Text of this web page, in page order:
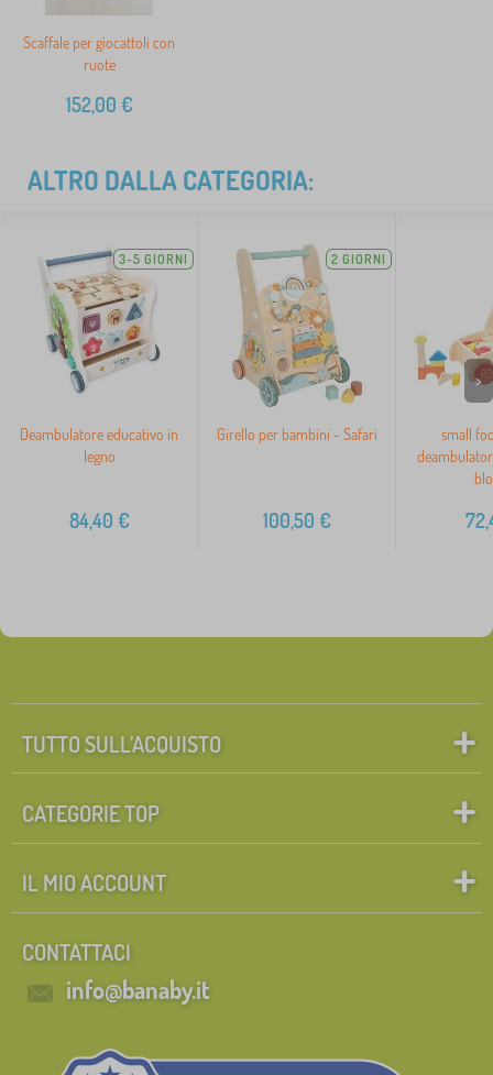
Scaffale per giocattoli con
ruote
152,00 €
ALTRO DALLA CATEGORIA:
3-5 GIORNI
Deambulatore educativo in
legno
84,40 €
2 GIORNI
Girello per bambini - Safari
100,50 €
small
>
TUTTO SULL’ACQUISTO
CATEGORIE TOP
IL MIO ACCOUNT
CONTATTACI
info@banaby.it